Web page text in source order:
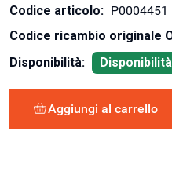
Codice articolo: P0004451
Codice ricambio originale
Disponibilità:
Aggiungi al carrello